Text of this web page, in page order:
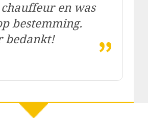
en was
bestemming.
bedankt!
„